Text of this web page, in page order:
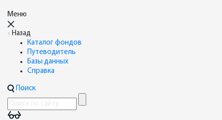
Меню
Назад
Каталог фондов
Путеводитель
Базы данных
Справка
Поиск